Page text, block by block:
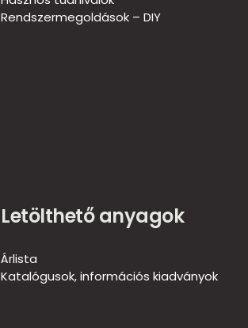
Rendszermegoldások – DIY
Letölthető anyagok
Árlista
Katalógusok, információs kiadványok